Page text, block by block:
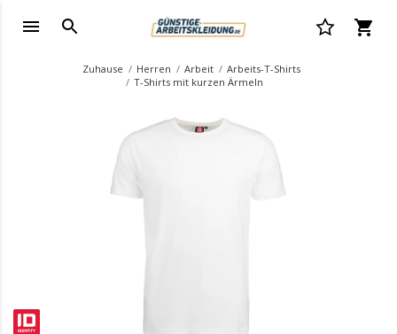
Zuhause Herren Arbeit
Arbeits-T-Shirts
T-Shirts mit kurzen Ärmeln